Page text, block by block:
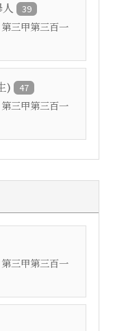
39
第三甲第三百一
) 47
第三甲第三百一
第三甲第三百一